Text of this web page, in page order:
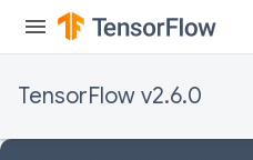
TensorFlow v2.6.0